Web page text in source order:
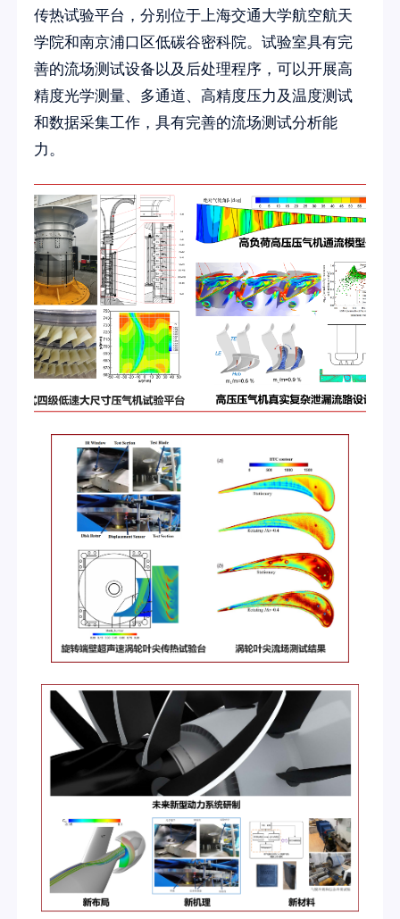
传热试验平台，分别位于上海交通大学航空航天
学院和南京浦口区低碳谷密科院。试验室具有完
善的流场测试设备以及后处理程序，可以开展高
精度光学测量、多通道、高精度压力及温度测试
和数据采集工作，具有完善的流场测试分析能
力。